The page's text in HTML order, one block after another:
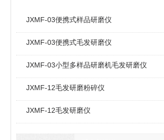
JXMF-03便携式样品研磨仪
JXMF-03便携式毛发研磨仪
JXMF-03小型多样品研磨机毛发研磨仪
JXMF-12毛发研磨粉碎仪
JXMF-12毛发研磨仪